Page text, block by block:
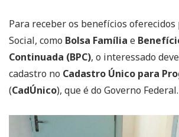
Para receber os benefícios
Social, como Bolsa Família e
Continuada (BPC), o interessado
cadastro no Cadastro Único para
(CadÚnico), que é do Governo Federal.